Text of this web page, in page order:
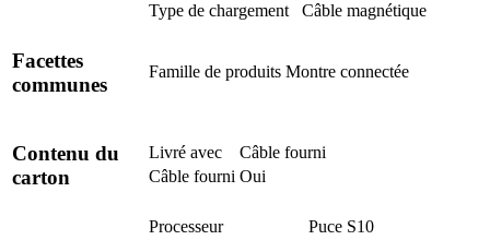
Type de chargement
Câble magnétique
Facettes
communes
Famille de produits Montre connectée
Contenu du
carton
Livré avec
Câble fourni
Câble fourni Oui
Processeur
Puce S10